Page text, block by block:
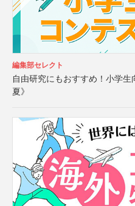
編集部セレクト
自由研究にもおすすめ！小学
夏》